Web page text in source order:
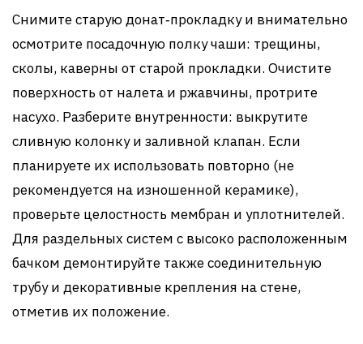
Снимите старую донат‑прокладку и внимательно
осмотрите посадочную полку чаши: трещины,
сколы, каверны от старой прокладки. Очистите
поверхность от налета и ржавчины, протрите
насухо. Разберите внутренности: выкрутите
сливную колонку и заливной клапан. Если
планируете их использовать повторно (не
рекомендуется на изношенной керамике),
проверьте целостность мембран и уплотнителей.
Для раздельных систем с высоко расположенным
бачком демонтируйте также соединительную
трубу и декоративные крепления на стене,
отметив их положение.